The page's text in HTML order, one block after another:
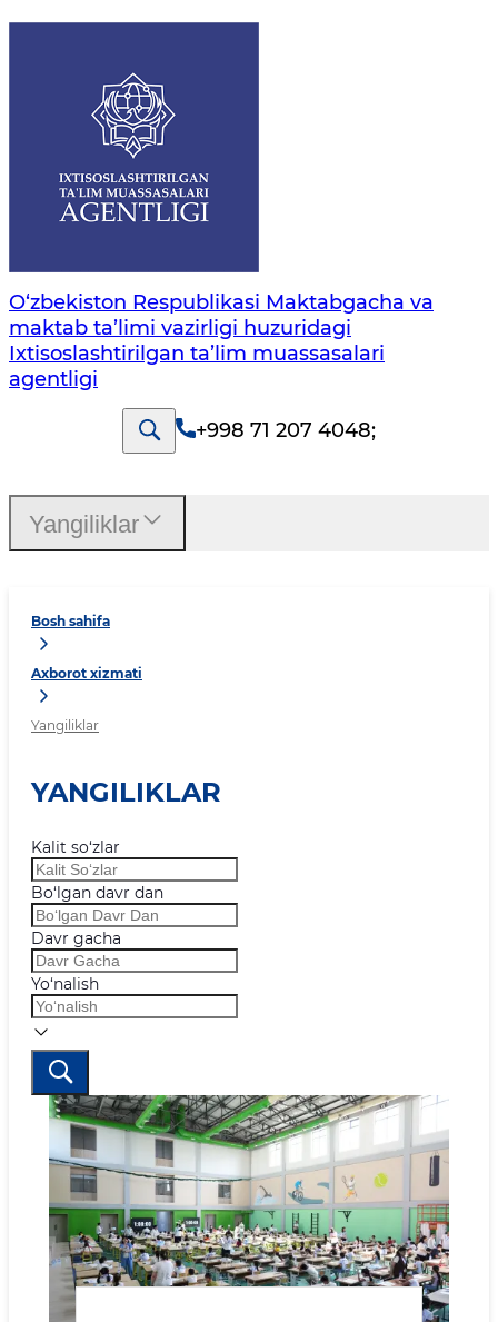
O‘zbekiston Respublikasi Maktabgacha va
maktab ta’limi vazirligi huzuridagi
Ixtisoslashtirilgan ta’lim muassasalari
agentligi
+998 71 207 4048;
Bosh sahifa
Axborot xizmati
Yangiliklar
YANGILIKLAR
Kalit so‘zlar
Bo‘lgan davr dan
Davr gacha
Yo‘nalish
Yangiliklar